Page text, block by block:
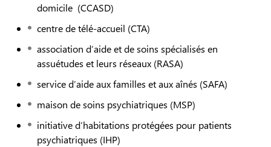
domicile (CCASD)
centre de télé-accueil (CTA)
association d’aide et de soins spécialisés en
assuétudes et leurs réseaux (RASA)
service d’aide aux familles et aux aînés (SAFA)
maison de soins psychiatriques (MSP)
initiative d’habitations protégées pour patients
psychiatriques (IHP)